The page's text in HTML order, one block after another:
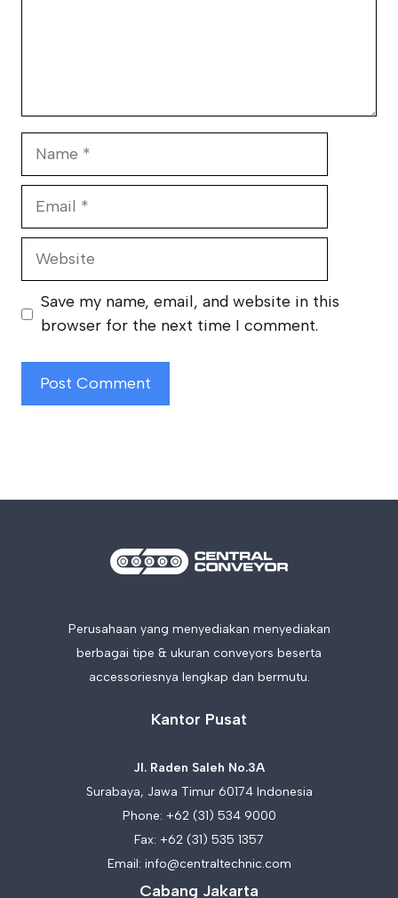
Website
Save my name, email, and website in this
browser for the next time I comment.
Perusahaan yang menyediakan menyediakan
berbagai tipe & ukuran conveyors beserta
accessoriesnya lengkap dan bermutu.
Kantor Pusat
Jl. Raden Saleh No.3A
Surabaya, Jawa Timur 60174 Indonesia
Phone: +62 (31) 534 9000
Fax: +62 (31) 535 1357
Email: info@centraltechnic.com
Cabang Jakarta